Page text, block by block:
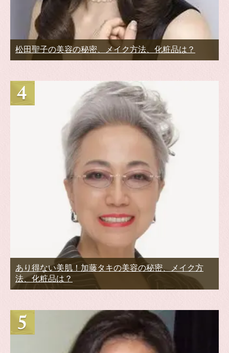
松田聖子の美容の秘密、メイク方法、化粧品は？
あり得ない美肌！加藤タキの美容の秘密、メイク方
法、化粧品は？